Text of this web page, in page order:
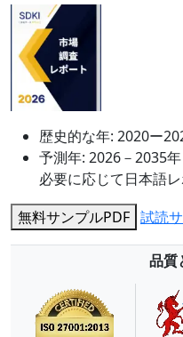
歴史的な年: 2020ー
予測年: 2026－2035年
必要に応じて日本語
無料サンプルPDF 試読
品質